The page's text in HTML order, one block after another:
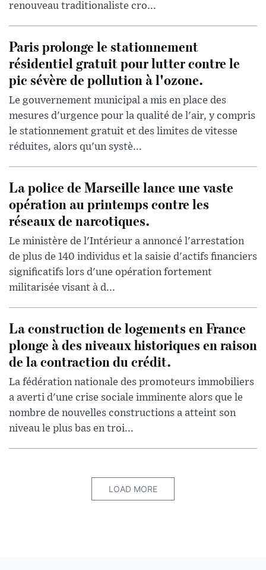
renouveau traditionaliste cro...
Paris prolonge le stationnement
résidentiel gratuit pour lutter contre le
pic sévère de pollution à l'ozone.
Le gouvernement municipal a mis en place des
mesures d'urgence pour la qualité de l'air, y compris
le stationnement gratuit et des limites de vitesse
réduites, alors qu'un systè...
La police de Marseille lance une vaste
opération au printemps contre les
réseaux de narcotiques.
Le ministère de l'Intérieur a annoncé l'arrestation
de plus de 140 individus et la saisie d'actifs financiers
significatifs lors d'une opération fortement
militarisée visant à d...
La construction de logements en France
plonge à des niveaux historiques en raison
de la contraction du crédit.
La fédération nationale des promoteurs immobiliers
a averti d'une crise sociale imminente alors que le
nombre de nouvelles constructions a atteint son
niveau le plus bas en troi...
LOAD MORE